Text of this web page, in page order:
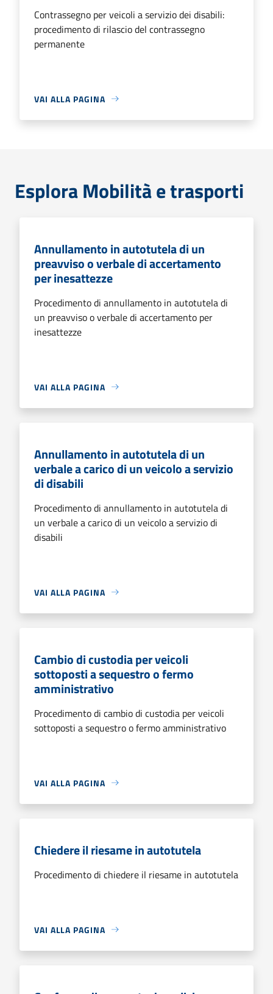
Contrassegno per veicoli a servizio dei disabili:
procedimento di rilascio del contrassegno
permanente
VAI ALLA PAGINA
Esplora Mobilità e trasporti
Annullamento in autotutela di un
preavviso o verbale di accertamento
per inesattezze
Procedimento di annullamento in autotutela di
un preavviso o verbale di accertamento per
inesattezze
VAI ALLA PAGINA
Annullamento in autotutela di un
verbale a carico di un veicolo a servizio
di disabili
Procedimento di annullamento in autotutela di
un verbale a carico di un veicolo a servizio di
disabili
VAI ALLA PAGINA
Cambio di custodia per veicoli
sottoposti a sequestro o fermo
amministrativo
Procedimento di cambio di custodia per veicoli
sottoposti a sequestro o fermo amministrativo
VAI ALLA PAGINA
Chiedere il riesame in autotutela
Procedimento di chiedere il riesame in autotutela
VAI ALLA PAGINA